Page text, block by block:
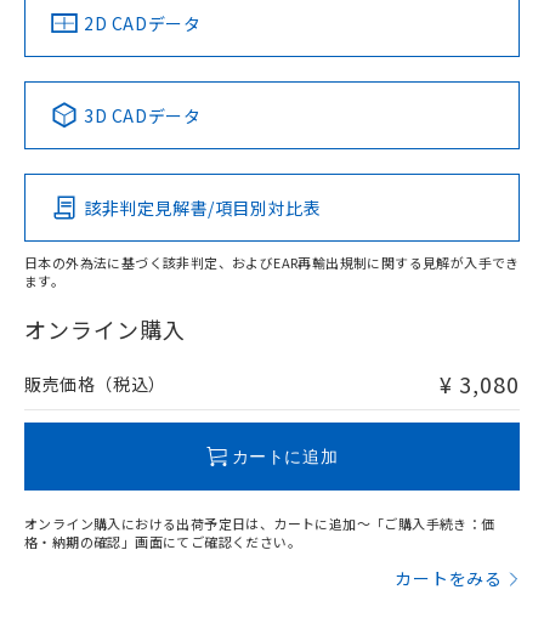
中国 RoHS 注意事項・凡例
Pb Hg Cd Cr(VI)
O
在庫等で未対応品が混在する可能性があります。
問い合わせください。
2D CADデータ
3D CADデータ
該非判定見解書/項目別対比表
日本の外為法に基づく該非判定、およびEAR再輸出規制に関する見解が入手でき
ます。
オンライン購入
販売価格（税込） ¥ 3,080
カートに追加
オンライン購入における出荷予定日は、カートに追加～「ご購入手続き：価
格・納期の確認」画面にてご確認ください。
カートをみる